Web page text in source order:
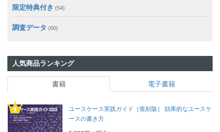
限定特典付き (54)
調査データ (60)
人気商品ランキング
書籍 電子書籍
ユースケース実践ガイド［復刻版］ 効果的なユースケ
ースの書き方